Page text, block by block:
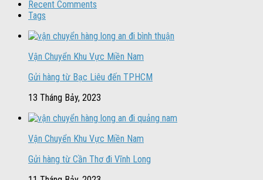
Recent Comments
Tags
Vận Chuyển Khu Vực Miền Nam
Gửi hàng từ Bạc Liêu đến TPHCM
13 Tháng Bảy, 2023
Vận Chuyển Khu Vực Miền Nam
Gửi hàng từ Cần Thơ đi Vĩnh Long